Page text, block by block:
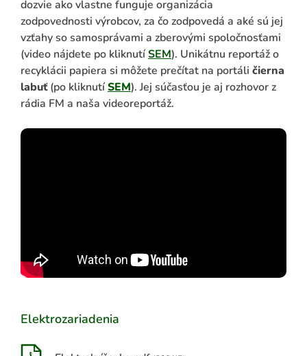
dozvie ako vlastne funguje organizácia
zodpovednosti výrobcov, za čo zodpovedá a aké sú jej
vzťahy so samosprávami a zberovými spoločnosťami
(video nájdete po kliknutíSEM). Unikátnu reportáž o
recyklácii papiera si môžete prečítat na portáli čierna
labuť(po kliknutíSEM). Jej súčasťou je aj rozhovor z
rádia FM a naša videoreportáž.
Elektrozariadenia